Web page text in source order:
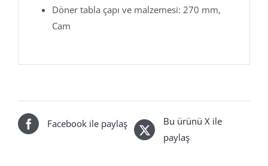
Döner tabla çapı ve malzemesi: 270 mm,
Cam
Facebook ile paylaş
Bu ürünü X ile
paylaş